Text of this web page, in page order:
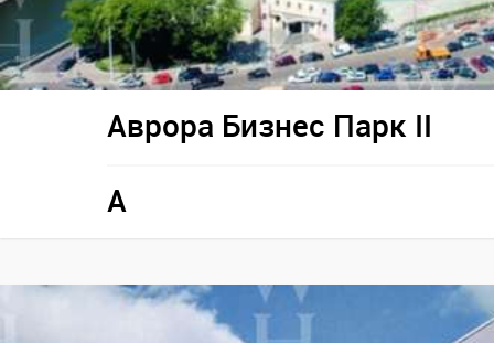
Аврора Бизнес Парк II
A